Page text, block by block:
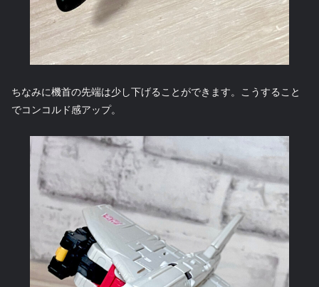
ちなみに機首の先端は少し下げることができます。こうすること
でコンコルド感アップ。